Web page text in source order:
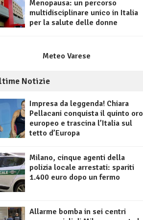
Menopausa: un percorso
multidisciplinare unico in Italia
per la salute delle donne
Meteo Varese
Notizie
Impresa da leggenda! Chiara
Pellacani conquista il quinto oro
europeo e trascina l’Italia sul
tetto d’Europa
Milano, cinque agenti della
polizia locale arrestati: spariti
1.400 euro dopo un fermo
Allarme bomba in sei centri